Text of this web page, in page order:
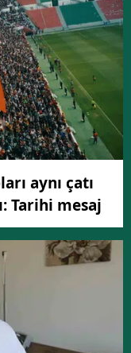
aynı çatı
Tarihi mesaj